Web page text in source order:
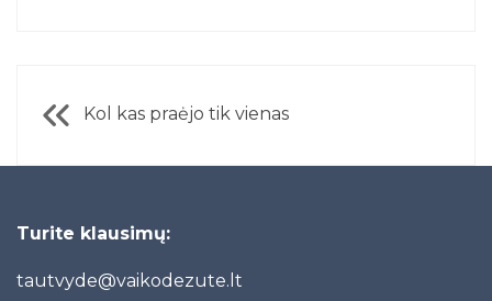
tarp
įrašų
Kol kas praėjo tik vienas
Turite klausimų:
tautvyde@vaikodezute.lt